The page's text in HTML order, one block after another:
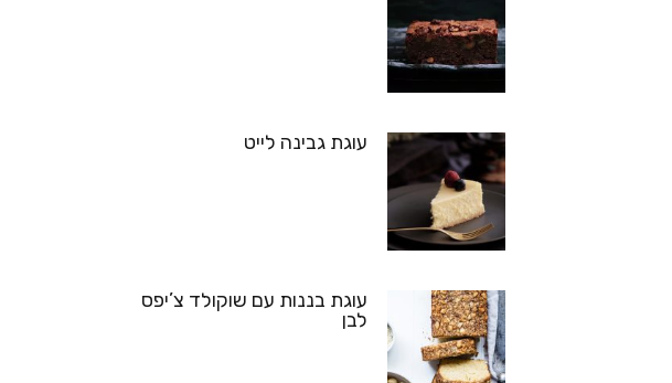
עוגת גבינה לייט
עוגת בננות עם שוקולד צ’יפס
לבן